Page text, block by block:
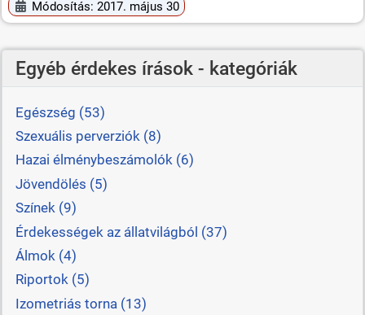
Módosítás: 2017. május 30
Egyéb érdekes írások - kategóriák
Egészség (53)
Szexuális perverziók (8)
Hazai élménybeszámolók (6)
Jövendölés (5)
Színek (9)
Érdekességek az állatvilágból (37)
Álmok (4)
Riportok (5)
Izometriás torna (13)